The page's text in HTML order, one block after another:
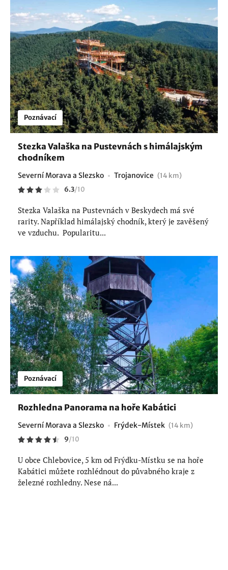
Poznávací
Stezka Valaška na Pustevnách s himálajským
chodníkem
Severní Morava a Slezsko Trojanovice (14 km)
6.3/10
Stezka Valaška na Pustevnách v Beskydech má své
rarity. Například himálajský chodník, který je zavěšený
ve vzduchu. Popularitu...
Poznávací
Rozhledna Panorama na hoře Kabátici
Severní Morava a Slezsko Frýdek-Místek (14 km)
9/10
U obce Chlebovice, 5 km od Frýdku-Místku se na hoře
Kabátici můžete rozhlédnout do půvabného kraje z
železné rozhledny. Nese ná...